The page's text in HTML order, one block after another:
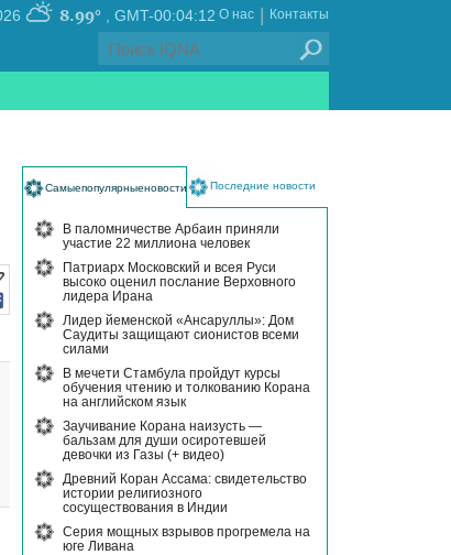
GMT-00:04:12
8.99° Контакты
|
О нас
Самыепопулярныеновости Последние новости
В паломничестве Арбаин приняли
участие 22 миллиона человек
Патриарх Московский и всея Руси
высоко оценил послание Верховного
лидера Ирана
Лидер йеменской «Ансаруллы»: Дом
Саудиты защищают сионистов всеми
силами
В мечети Стамбула пройдут курсы
обучения чтению и толкованию Корана
на английском язык
Заучивание Корана наизусть —
бальзам для души осиротевшей
девочки из Газы (+ видео)
Древний Коран Ассама: свидетельство
истории религиозного
сосуществования в Индии
Серия мощных взрывов прогремела на
юге Ливана